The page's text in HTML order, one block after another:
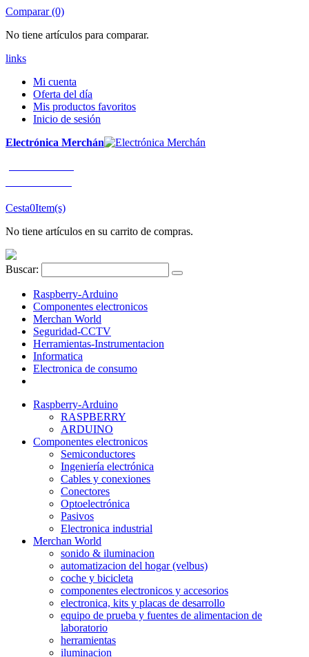
Comparar (0)
No tiene artículos para comparar.
links
Mi cuenta
Oferta del día
Mis productos favoritos
Inicio de sesión
Electrónica Merchán
Cesta0Item(s)
No tiene artículos en su carrito de compras.
Buscar:
Raspberry-Arduino
Componentes electronicos
Merchan World
Seguridad-CCTV
Herramientas-Instrumentacion
Informatica
Electronica de consumo
Raspberry-Arduino
RASPBERRY
ARDUINO
Componentes electronicos
Semiconductores
Ingeniería electrónica
Cables y conexiones
Conectores
Optoelectrónica
Pasivos
Electronica industrial
Merchan World
sonido & iluminacion
automatizacion del hogar (velbus)
coche y bicicleta
componentes electronicos y accesorios
electronica, kits y placas de desarrollo
equipo de prueba y fuentes de alimentacion de
laboratorio
herramientas
iluminacion